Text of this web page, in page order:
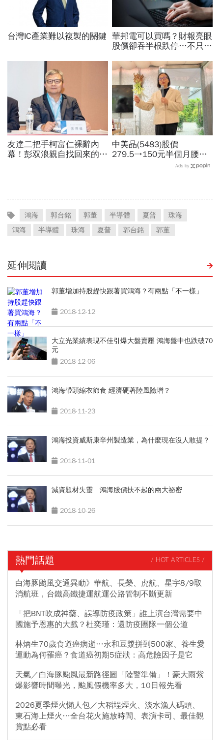
台灣IC產業難以複製的關鍵 華邦電可以買嗎？財報亮眼
股價卻吞半根跌停…不只外
張利空，要抱要殺全看2重
點
友達二把手柯富仁裸辭內
幕！彭双浪親自找回來的接
中美晶(5483)股價
279.5→150元半個月腰
斬，徐秀蘭端出Q2好成
Ads by
鴻海 郭台銘 郭董 半導體 夏普
珠海
鴻海
半導體 珠海 夏普 郭台銘 郭董
延伸閱讀
郭董增加持股趕快跟著買鴻海？有兩點「不一樣」
2018-12-12
大立光業績表現不佳引爆大盤賣壓 鴻海盤中也跌破70
元
2018-12-06
鴻海帶頭縮衣節食 經濟硬著陸風險增？
2018-11-23
鴻海投資威斯康辛州製造業，為什麼現在沒人敢提？
2018-11-01
減資題材失靈 鴻海股價扶不起的兩大祕密
2018-10-26
熱門話題 / HOT ARTICLES /
白海豚颱風交通異動》華航、長榮、虎航、星宇8/9取
消航班，台鐵高鐵捷運航運公路管制不斷更新
「把BNT吹成神藥、誤導防疫政策」誰上演台灣需要中
國施予恩惠的大戲？杜奕瑾：還防疫團隊一個公道
林炳生70歲食道癌病逝…永和豆漿拼到500家、養生愛
運動為何罹癌？食道癌初期5症狀：高危險因子是它
天氣／白海豚颱風最新路徑圖「陸警準備」！豪大雨紫
爆影響時間曝光，颱風假機率多大，10日報先看
2026夏季煙火懶人包／大稻埕煙火、淡水漁人碼頭、
東石海上煙火…全台花火施放時間、表演卡司、最佳觀
賞點必看